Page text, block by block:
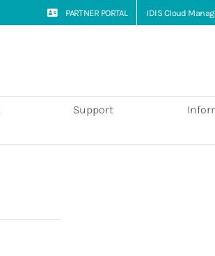
PARTNER PORTAL IDIS Cloud
Support